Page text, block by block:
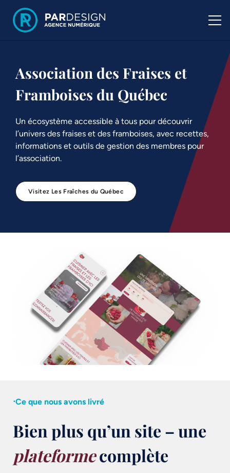
Association des Fraises et
Framboises du Québec
Un écosystème accessible à tous pour découvrir
l’univers des fraises et des framboises, avec recettes,
informations et outils de gestion des membres pour
l’association.
Visitez Les Fraîches du Québec
⋅Ce que nous avons livré
Bien plus qu’un site – une
plateformecomplète